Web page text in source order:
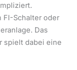
FI-Schalter oder
Das
spielt dabei eine